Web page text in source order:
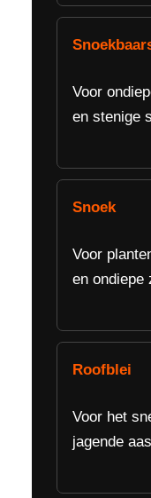
Voor
en stenige
Snoek
Voor
en ondiepe
Roofblei
Voor het
jagende